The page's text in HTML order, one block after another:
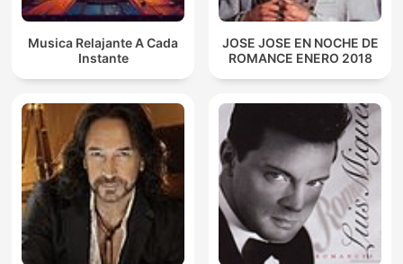
Musica Relajante A Cada
Instante
JOSE JOSE EN NOCHE DE
ROMANCE ENERO 2018